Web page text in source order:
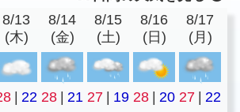
8/13
(木)
8/14
(金)
8/15
(土)
8/16
(日)
8/17
(月)
22 28 21 27 19 28 20 27
22